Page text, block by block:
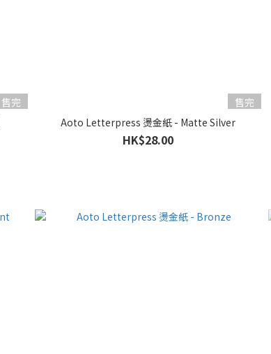
售完
售完
Aoto Letterpress 燙金紙 - Matte Silver
HK$28.00